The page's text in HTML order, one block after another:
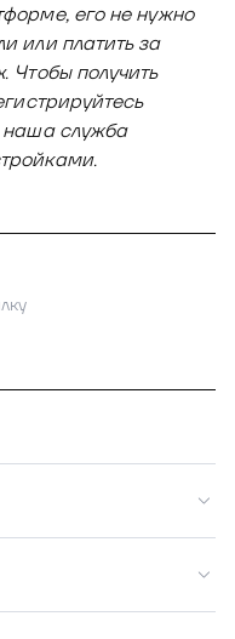
его не нужно
или платить за
Чтобы получить
служба